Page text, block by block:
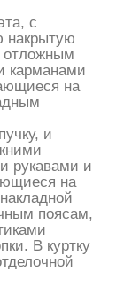
с
накрытую
отложным
карманами
на
и
рукавами и
на
поясам,
В куртку